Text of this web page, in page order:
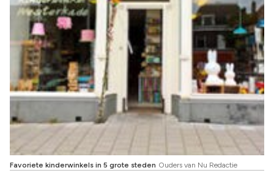
Favoriete kinderwinkels in 5 grote steden Ouders van Nu Redactie